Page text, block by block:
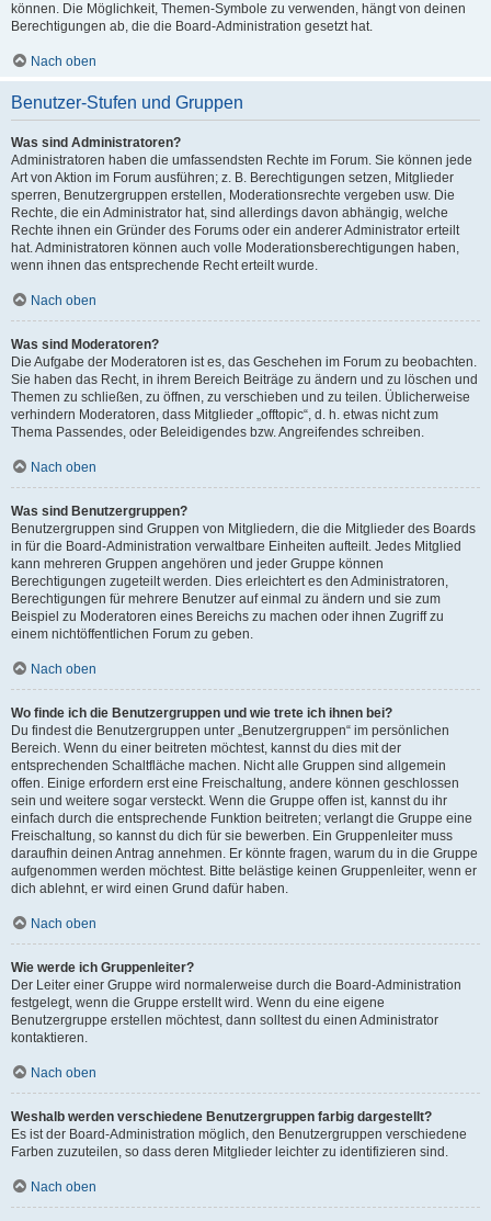
können. Die Möglichkeit, Themen-Symbole zu verwenden, hängt von deinen
Berechtigungen ab, die die Board-Administration gesetzt hat.
Nach oben
Benutzer-Stufen und Gruppen
Was sind Administratoren?
Administratoren haben die umfassendsten Rechte im Forum. Sie können jede
Art von Aktion im Forum ausführen; z. B. Berechtigungen setzen, Mitglieder
sperren, Benutzergruppen erstellen, Moderationsrechte vergeben usw. Die
Rechte, die ein Administrator hat, sind allerdings davon abhängig, welche
Rechte ihnen ein Gründer des Forums oder ein anderer Administrator erteilt
hat. Administratoren können auch volle Moderationsberechtigungen haben,
wenn ihnen das entsprechende Recht erteilt wurde.
Nach oben
Was sind Moderatoren?
Die Aufgabe der Moderatoren ist es, das Geschehen im Forum zu beobachten.
Sie haben das Recht, in ihrem Bereich Beiträge zu ändern und zu löschen und
Themen zu schließen, zu öffnen, zu verschieben und zu teilen. Üblicherweise
verhindern Moderatoren, dass Mitglieder „offtopic“, d. h. etwas nicht zum
Thema Passendes, oder Beleidigendes bzw. Angreifendes schreiben.
Nach oben
Was sind Benutzergruppen?
Benutzergruppen sind Gruppen von Mitgliedern, die die Mitglieder des Boards
in für die Board-Administration verwaltbare Einheiten aufteilt. Jedes Mitglied
kann mehreren Gruppen angehören und jeder Gruppe können
Berechtigungen zugeteilt werden. Dies erleichtert es den Administratoren,
Berechtigungen für mehrere Benutzer auf einmal zu ändern und sie zum
Beispiel zu Moderatoren eines Bereichs zu machen oder ihnen Zugriff zu
einem nichtöffentlichen Forum zu geben.
Nach oben
Wo finde ich die Benutzergruppen und wie trete ich ihnen bei?
Du findest die Benutzergruppen unter „Benutzergruppen“ im persönlichen
Bereich. Wenn du einer beitreten möchtest, kannst du dies mit der
entsprechenden Schaltfläche machen. Nicht alle Gruppen sind allgemein
offen. Einige erfordern erst eine Freischaltung, andere können geschlossen
sein und weitere sogar versteckt. Wenn die Gruppe offen ist, kannst du ihr
einfach durch die entsprechende Funktion beitreten; verlangt die Gruppe eine
Freischaltung, so kannst du dich für sie bewerben. Ein Gruppenleiter muss
daraufhin deinen Antrag annehmen. Er könnte fragen, warum du in die Gruppe
aufgenommen werden möchtest. Bitte belästige keinen Gruppenleiter, wenn er
dich ablehnt, er wird einen Grund dafür haben.
Nach oben
Wie werde ich Gruppenleiter?
Der Leiter einer Gruppe wird normalerweise durch die Board-Administration
festgelegt, wenn die Gruppe erstellt wird. Wenn du eine eigene
Benutzergruppe erstellen möchtest, dann solltest du einen Administrator
kontaktieren.
Nach oben
Weshalb werden verschiedene Benutzergruppen farbig dargestellt?
Es ist der Board-Administration möglich, den Benutzergruppen verschiedene
Farben zuzuteilen, so dass deren Mitglieder leichter zu identifizieren sind.
Nach oben